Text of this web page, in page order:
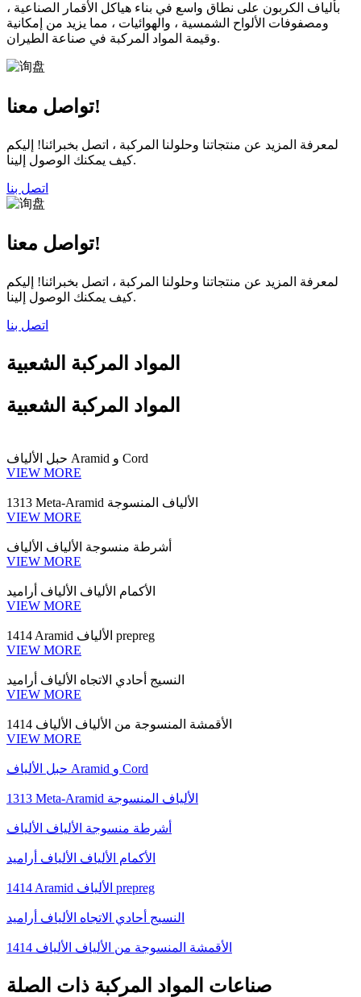
بألياف الكربون على نطاق واسع في بناء هياكل الأقمار الصناعية ،
ومصفوفات الألواح الشمسية ، والهوائيات ، مما يزيد من إمكانية
وقيمة المواد المركبة في صناعة الطيران.
تواصل معنا!
لمعرفة المزيد عن منتجاتنا وحلولنا المركبة ، اتصل بخبرائنا! إليكم
كيف يمكنك الوصول إلينا.
اتصل بنا
تواصل معنا!
لمعرفة المزيد عن منتجاتنا وحلولنا المركبة ، اتصل بخبرائنا! إليكم
كيف يمكنك الوصول إلينا.
اتصل بنا
المواد المركبة الشعبية
المواد المركبة الشعبية
حبل الألياف Aramid و Cord
VIEW MORE
1313 Meta-Aramid الألياف المنسوجة
VIEW MORE
أشرطة منسوجة الألياف الألياف
VIEW MORE
الأكمام الألياف الألياف أراميد
VIEW MORE
1414 Aramid الألياف prepreg
VIEW MORE
النسيج أحادي الاتجاه الألياف أراميد
VIEW MORE
1414 الأقمشة المنسوجة من الألياف الألياف
VIEW MORE
حبل الألياف Aramid و Cord
1313 Meta-Aramid الألياف المنسوجة
أشرطة منسوجة الألياف الألياف
الأكمام الألياف الألياف أراميد
1414 Aramid الألياف prepreg
النسيج أحادي الاتجاه الألياف أراميد
1414 الأقمشة المنسوجة من الألياف الألياف
صناعات المواد المركبة ذات الصلة